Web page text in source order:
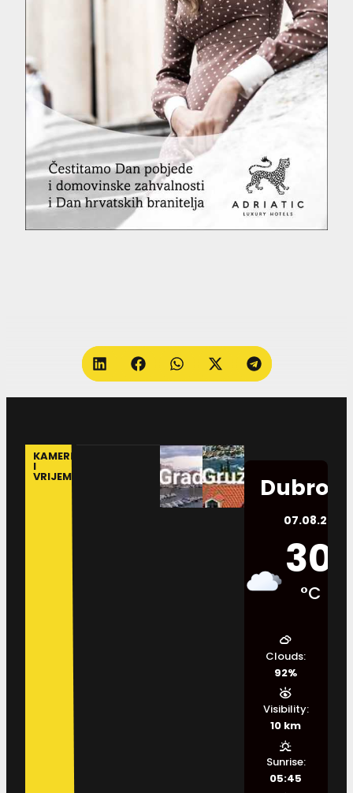
KAMERE
I
VRIJEME
07.08.2026.
30
°C
Clouds:
92%
Visibility:
10 km
Sunrise:
05:45